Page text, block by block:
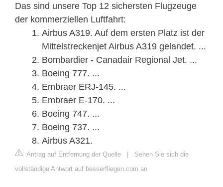
Das sind unsere Top 12 sichersten Flugzeuge
der kommerziellen Luftfahrt:
Airbus A319. Auf dem ersten Platz ist der
Mittelstreckenjet Airbus A319 gelandet. ...
Bombardier - Canadair Regional Jet. ...
Boeing 777. ...
Embraer ERJ-145. ...
Embraer E-170. ...
Boeing 747. ...
Boeing 737. ...
Airbus A321.
Antrag auf Entfernung der Quelle | Sehen Sie sich die
vollständige Antwort auf besserfliegen.com an